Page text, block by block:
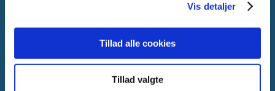
Vis detaljer
Tillad alle cookies
Tillad valgte
Få hjælp